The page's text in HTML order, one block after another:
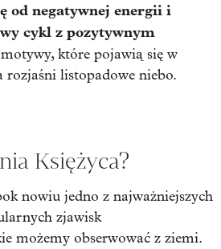
od negatywnej energii i
cykl z pozytywnym
które pojawią się w
listopadowe niebo.
Księżyca?
nowiu jedno z najważniejszych
zjawisk
możemy obserwować z ziemi.